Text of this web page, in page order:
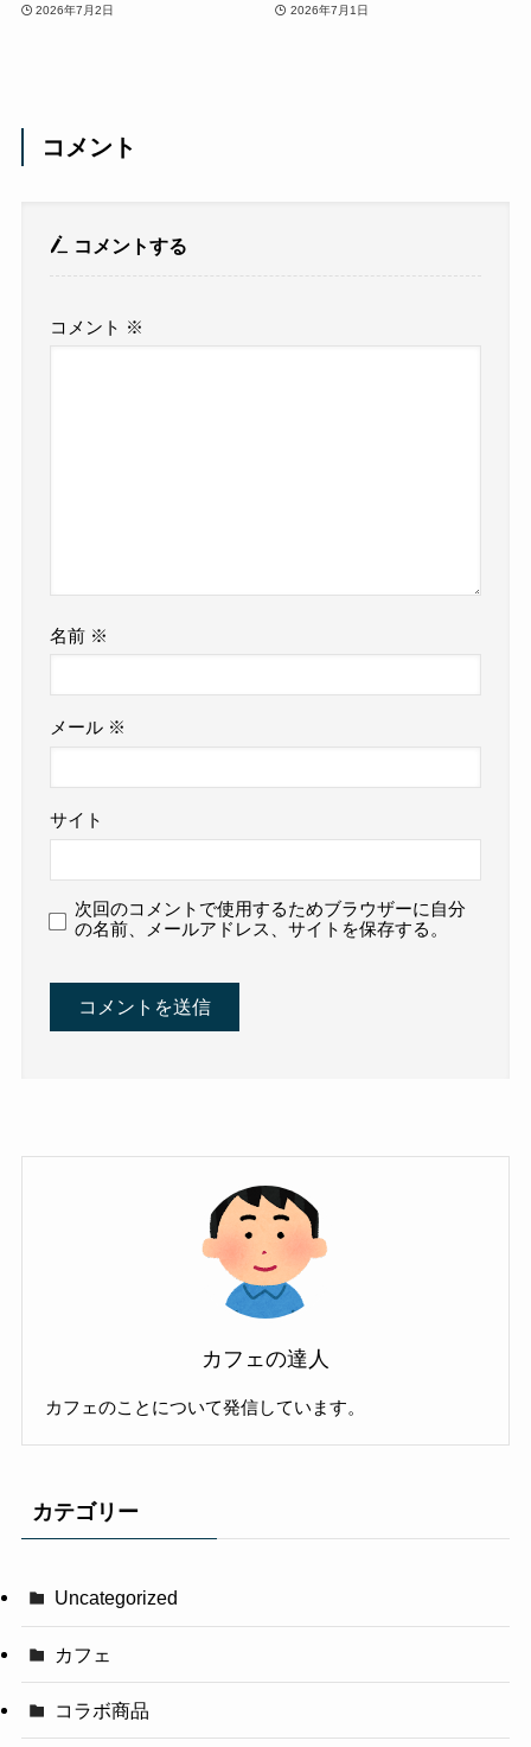
2026年7月2日 2026年7月1日
コメント
コメントする
コメント ※
名前 ※
メール ※
サイト
次回のコメントで使用するためブラウザーに自分
の名前、メールアドレス、サイトを保存する。
カフェの達人
カフェのことについて発信しています。
カテゴリー
Uncategorized
カフェ
コラボ商品